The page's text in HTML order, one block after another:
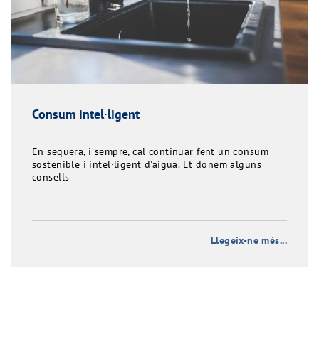
Consum intel·ligent
En sequera, i sempre, cal continuar fent un consum
sostenible i intel·ligent d'aigua. Et donem alguns
consells
Llegeix-ne més...